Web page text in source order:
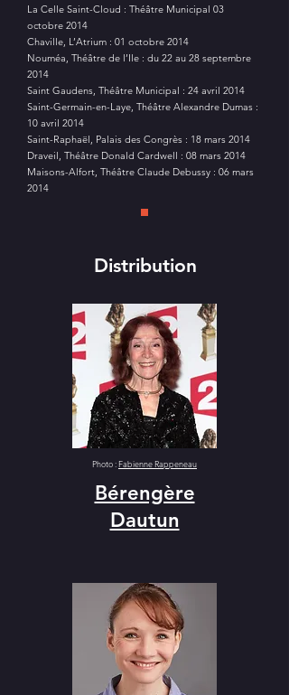
La Celle Saint-Cloud : Théâtre Municipal 03
octobre 2014
Chaville, L’Atrium : 01 octobre 2014
Nouméa, Théâtre de l’Ile : du 22 au 28 septembre
2014
Saint Gaudens, Théâtre Municipal : 24 avril 2014
Saint-Germain-en-Laye, Théâtre Alexandre Dumas :
10 avril 2014
Saint-Raphaël, Palais des Congrès : 18 mars 2014
Draveil, Théâtre Donald Cardwell : 08 mars 2014
Maisons-Alfort, Théâtre Claude Debussy : 06 mars
2014
Distribution
Photo :Fabienne Rappeneau
Bérengère
Dautun